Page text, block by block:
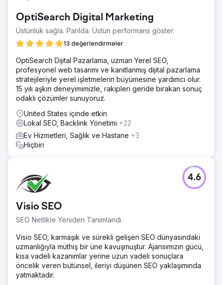
OptiSearch Digital Marketing
Üstünlük sağla. Parılda. Üstün performans göster.
13 değerlendirmeler
OptiSearch Dijital Pazarlama, uzman Yerel SEO,
profesyonel web tasarımı ve kanıtlanmış dijital pazarlama
stratejileriyle yerel işletmelerin büyümesine yardımcı olur.
15 yılı aşkın deneyimimizle, rakipleri geride bırakan sonuç
odaklı çözümler sunuyoruz.
United States içinde etkin
Lokal SEO, Backlink Yönetimi +22
Ev Hizmetleri, Sağlık ve Hastane +3
Hiçbiri
Visio SEO
SEO Netlikle Yeniden Tanımlandı
4.6
Visio SEO, karmaşık ve sürekli gelişen SEO dünyasındaki
uzmanlığıyla müthiş bir üne kavuşmuştur. Ajansımızın gücü,
kısa vadeli kazanımlar yerine uzun vadeli sonuçlara
öncelik veren bütünsel, ileriyi düşünen SEO yaklaşımında
yatmaktadır.